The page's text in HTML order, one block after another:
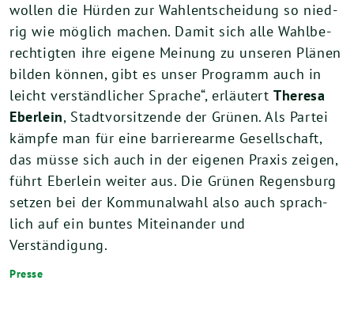
wol­len die Hür­den zur Wahl­ent­schei­dung so nied­
rig wie mög­lich machen. Damit sich alle Wahl­be­
rech­tig­ten ihre eige­ne Mei­nung zu unse­ren Plä­nen
bil­den kön­nen, gibt es unser Pro­gramm auch in
leicht ver­ständ­li­cher Spra­che“, erläu­tertThe­re­sa
Eber­lein, Stadt­vor­sit­zen­de der Grü­nen. Als Par­tei
kämp­fe man für eine bar­rie­re­ar­me Gesell­schaft,
das müs­se sich auch in der eige­nen Pra­xis zei­gen,
führt Eber­lein wei­ter aus. Die Grü­nen Regens­burg
set­zen bei der Kom­mu­nal­wahl also auch sprach­
lich auf ein bun­tes Mit­ein­an­der und
Verständigung.
Presse